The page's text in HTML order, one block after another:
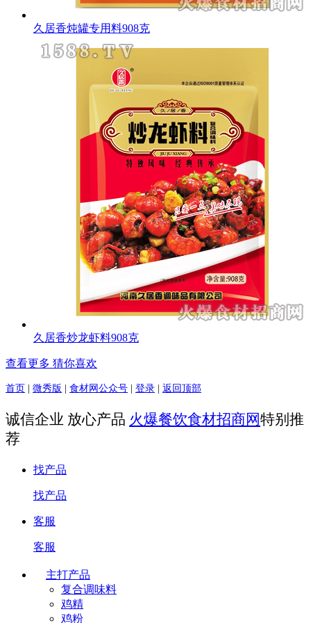
久居香炖罐专用料908克
久居香炒龙虾料908克
查看更多 猜你喜欢
首页 微秀版 食材网公众号 登录 返回顶部
诚信企业 放心产品 火爆餐饮食材招商网特别推
荐
找产品
找产品
客服
客服
主打产品
复合调味料
鸡精
鸡粉